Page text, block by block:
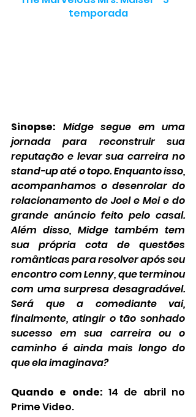
temporada
Sinopse: Midge segue em uma
jornada para reconstruir sua
reputação e levar sua carreira no
stand-up até o topo. Enquanto isso,
acompanhamos o desenrolar do
relacionamento de Joel e Mei e do
grande anúncio feito pelo casal.
Além disso, Midge também tem
sua própria cota de questões
românticas para resolver após seu
encontro com Lenny, que terminou
com uma surpresa desagradável.
Será que a comediante vai,
finalmente, atingir o tão sonhado
sucesso em sua carreira ou o
caminho é ainda mais longo do
que ela imaginava?
Quando e onde: 14 de abril no
Prime Video.